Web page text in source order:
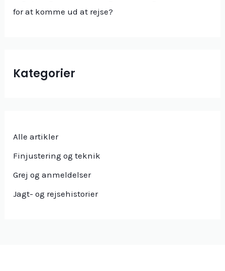
for at komme ud at rejse?
Kategorier
Alle artikler
Finjustering og teknik
Grej og anmeldelser
Jagt- og rejsehistorier